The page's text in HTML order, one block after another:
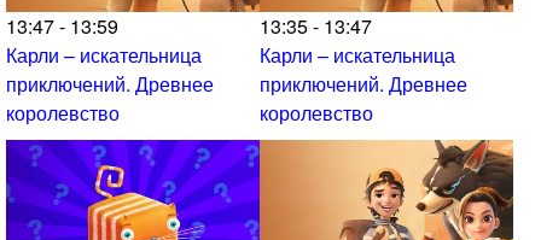
13:47 - 13:59
Карли – искательница
приключений. Древнее
королевство
13:35 - 13:47
Карли – искательница
приключений. Древнее
королевство